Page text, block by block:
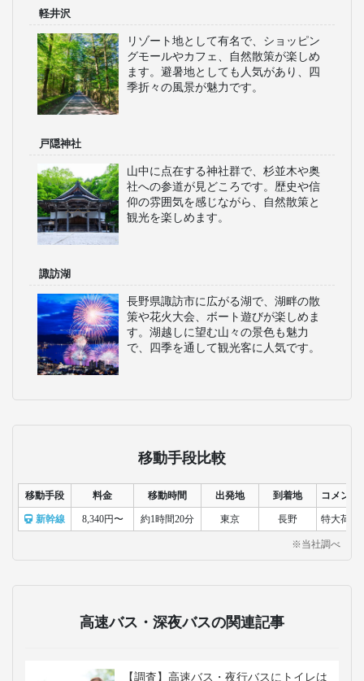
軽井沢
リゾート地として有名で、ショッピン
グモールやカフェ、自然散策が楽しめ
ます。避暑地としても人気があり、四
季折々の風景が魅力です。
戸隠神社
山中に点在する神社群で、杉並木や奥
社への参道が見どころです。歴史や信
仰の雰囲気を感じながら、自然散策と
観光を楽しめます。
諏訪湖
長野県諏訪市に広がる湖で、湖畔の散
策や花火大会、ボート遊びが楽しめま
す。湖越しに望む山々の景色も魅力
で、四季を通して観光客に人気です。
移動手段比較
移動手段 料金 移動時間 出発地 到着地 コメント
新幹線 8,340円〜 約1時間20分 東京 長野 特大荷物
※当社調べ
高速バス・深夜バスの関連記事
【調査】高速バス・夜行バスにトイレは